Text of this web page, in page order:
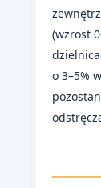
(wzrost
o 3–5%